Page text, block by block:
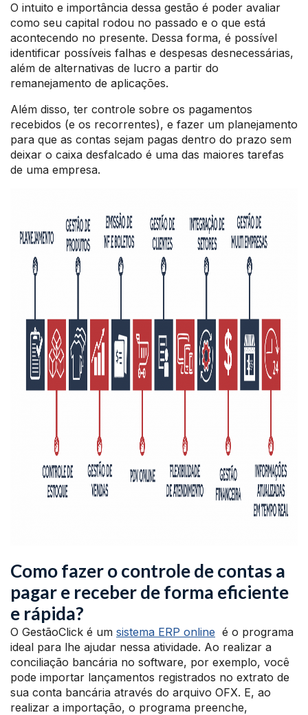
O intuito e importância dessa gestão é poder avaliar
como seu capital rodou no passado e o que está
acontecendo no presente. Dessa forma, é possível
identificar possíveis falhas e despesas desnecessárias,
além de alternativas de lucro a partir do
remanejamento de aplicações.
Além disso, ter controle sobre os pagamentos
recebidos (e os recorrentes), e fazer um planejamento
para que as contas sejam pagas dentro do prazo sem
deixar o caixa desfalcado é uma das maiores tarefas
de uma empresa.
Como fazer o controle de contas a
pagar e receber de forma eficiente
e rápida?
O GestãoClick é um sistema ERP online é o programa
ideal para lhe ajudar nessa atividade. Ao realizar a
conciliação bancária no software, por exemplo, você
pode importar lançamentos registrados no extrato de
sua conta bancária através do arquivo OFX. E, ao
realizar a importação, o programa preenche,